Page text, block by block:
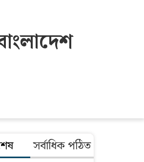
সর্বাধিক পঠিত